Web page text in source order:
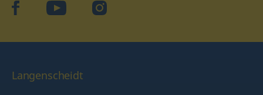
facebookYouTube Instagram
Langenscheidt